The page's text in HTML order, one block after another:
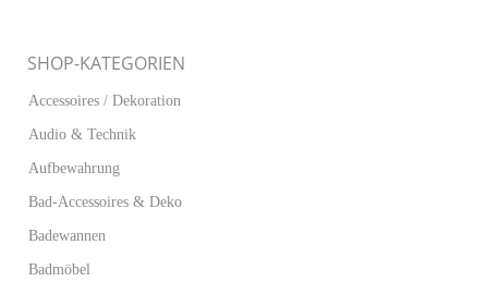
SHOP-KATEGORIEN
Accessoires / Dekoration
Audio & Technik
Aufbewahrung
Bad-Accessoires & Deko
Badewannen
Badmöbel